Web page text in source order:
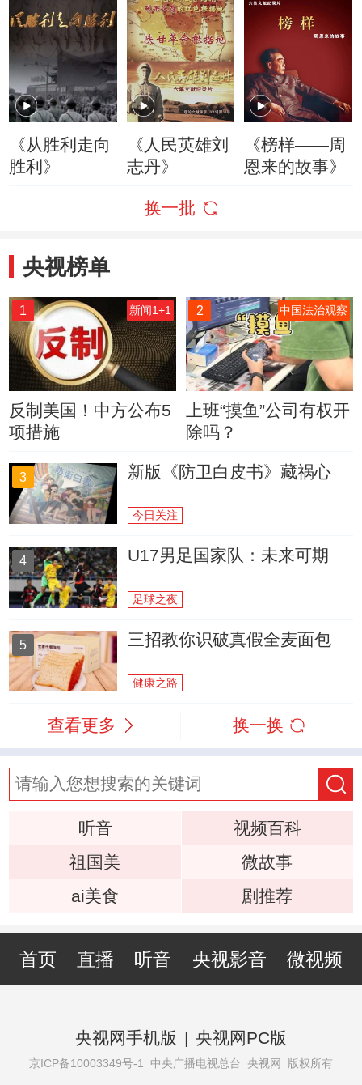
《从胜利走向
胜利》
《人民英雄刘
志丹》
《榜样——周
恩来的故事》
换一批
央视榜单
1 新闻1+1
反制美国！中方公布5
项措施
2 中国法治观察
上班“摸鱼”公司有权开
除吗？
3 新版《防卫白皮书》藏祸心
今日关注
4 U17男足国家队：未来可期
足球之夜
5 三招教你识破真假全麦面包
健康之路
查看更多 换一换
听音
视频百科
祖国美
微故事
ai美食
剧推荐
首页 直播 听音 央视影音 微视频
央视网手机版 | 央视网PC版
京ICP备10003349号-1 中央广播电视总台 央视网 版权所有